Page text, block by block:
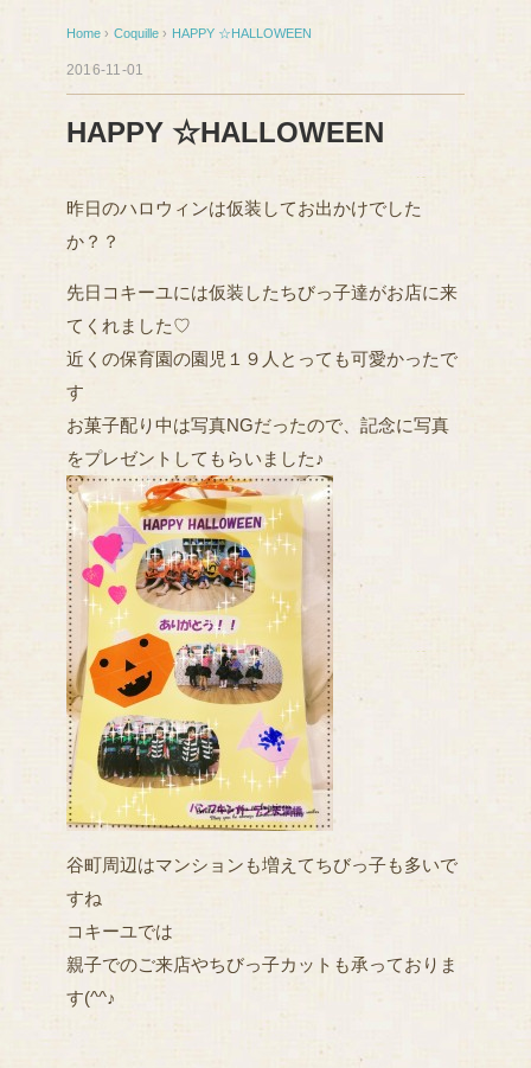
Home › Coquille › HAPPY ☆HALLOWEEN
2016-11-01
HAPPY ☆HALLOWEEN
昨日のハロウィンは仮装してお出かけでした
か？？
先日コキーユには仮装したちびっ子達がお店に来
てくれました♡
近くの保育園の園児１９人とっても可愛かったで
す
お菓子配り中は写真NGだったので、記念に写真
をプレゼントしてもらいました♪
谷町周辺はマンションも増えてちびっ子も多いで
すね
コキーユでは
親子でのご来店やちびっ子カットも承っておりま
す(^^♪